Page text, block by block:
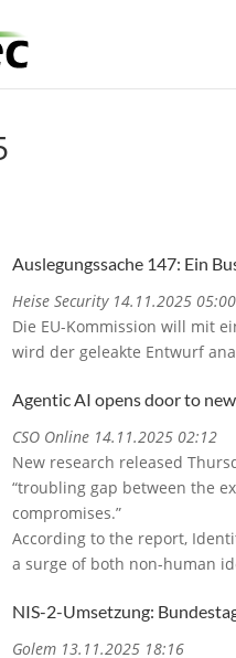
Auslegungssache 147: Ein
Heise Security 14.11.2025 05:00
Die EU-Kommission will mit
wird der geleakte Entwurf
Agentic AI opens door to
CSO Online 14.11.2025 02:12
New research released
“troubling gap between the
compromises.”
According to the report,
a surge of both non-human
NIS-2-Umsetzung:
Golem 13.11.2025 18:16